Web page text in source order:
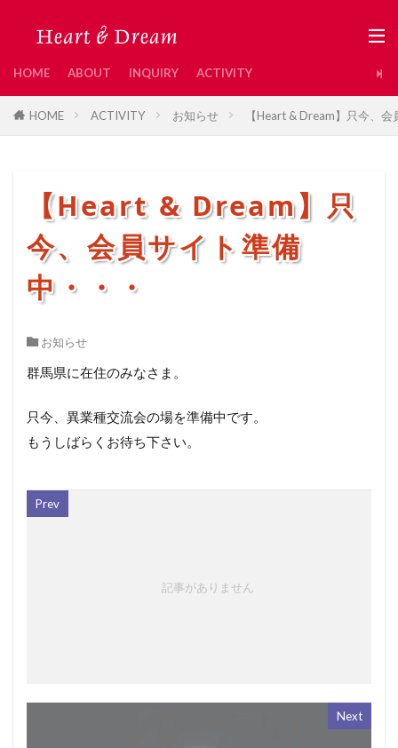
HOME ABOUT INQUIRY ACTIVITY
HOME ACTIVITY お知らせ 【Heart & Dream】只今、
【Heart & Dream】只
今、会員サイト準備
中・・・
お知らせ
群馬県に在住のみなさま。
只今、異業種交流会の場を準備中です。
もうしばらくお待ち下さい。
Prev
記事がありません
Next